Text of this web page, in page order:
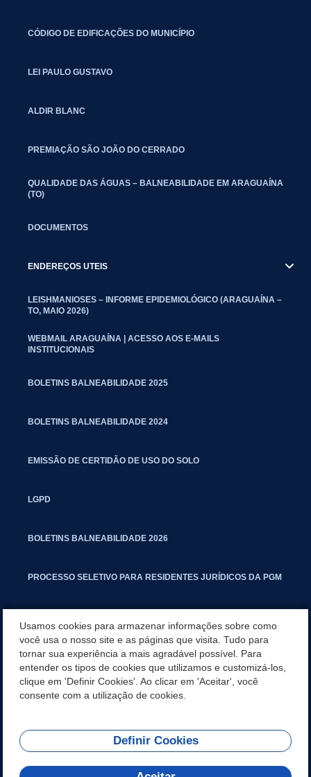
CÓDIGO DE EDIFICAÇÕES DO MUNICÍPIO
LEI PAULO GUSTAVO
ALDIR BLANC
PREMIAÇÃO SÃO JOÃO DO CERRADO
QUALIDADE DAS ÁGUAS – BALNEABILIDADE EM ARAGUAÍNA
(TO)
DOCUMENTOS
ENDEREÇOS UTEIS
LEISHMANIOSES – INFORME EPIDEMIOLÓGICO (ARAGUAÍNA –
TO, MAIO 2026)
WEBMAIL ARAGUAÍNA | ACESSO AOS E-MAILS
INSTITUCIONAIS
BOLETINS BALNEABILIDADE 2025
BOLETINS BALNEABILIDADE 2024
EMISSÃO DE CERTIDÃO DE USO DO SOLO
LGPD
BOLETINS BALNEABILIDADE 2026
PROCESSO SELETIVO PARA RESIDENTES JURÍDICOS DA PGM
MANUAL DE PROCEDIMENTOS IMOBILIÁRIOS SEINFRA
TURMINHA DO LAGO
REDES SOCIAIS
Usamos cookies para armazenar informações sobre como
você usa o nosso site e as páginas que visita. Tudo para
tornar sua experiência a mais agradável possível. Para
entender os tipos de cookies que utilizamos e customizá-los,
clique em 'Definir Cookies'. Ao clicar em 'Aceitar', você
consente com a utilização de cookies.
Definir Cookies